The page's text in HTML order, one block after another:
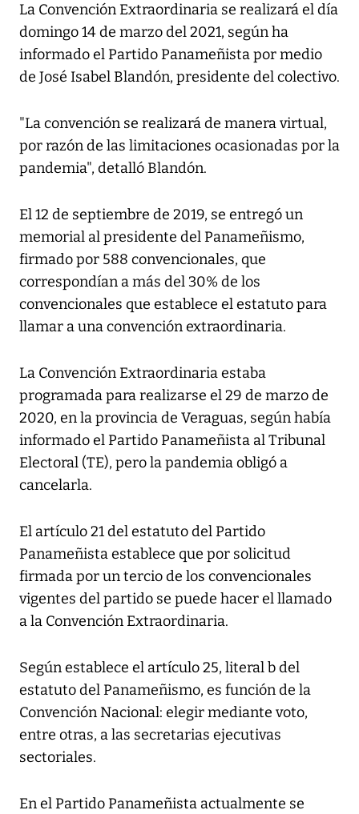
La Convención Extraordinaria se realizará el día
domingo 14 de marzo del 2021, según ha
informado el Partido Panameñista por medio
de José Isabel Blandón, presidente del colectivo.
"La convención se realizará de manera virtual,
por razón de las limitaciones ocasionadas por la
pandemia", detalló Blandón.
El 12 de septiembre de 2019, se entregó un
memorial al presidente del Panameñismo,
firmado por 588 convencionales, que
correspondían a más del 30% de los
convencionales que establece el estatuto para
llamar a una convención extraordinaria.
La Convención Extraordinaria estaba
programada para realizarse el 29 de marzo de
2020, en la provincia de Veraguas, según había
informado el Partido Panameñista al Tribunal
Electoral (TE), pero la pandemia obligó a
cancelarla.
El artículo 21 del estatuto del Partido
Panameñista establece que por solicitud
firmada por un tercio de los convencionales
vigentes del partido se puede hacer el llamado
a la Convención Extraordinaria.
Según establece el artículo 25, literal b del
estatuto del Panameñismo, es función de la
Convención Nacional: elegir mediante voto,
entre otras, a las secretarias ejecutivas
sectoriales.
En el Partido Panameñista actualmente se